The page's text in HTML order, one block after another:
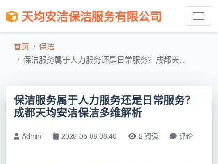
天均安洁保洁服务有限公司
首页
保洁
保洁服务属于人力服务还是日常服务？成都天...
保洁服务属于人力服务还是日常服务？
成都天均安洁保洁多维解析
Admin 2026-05-08 08:40 2 阅读 评论